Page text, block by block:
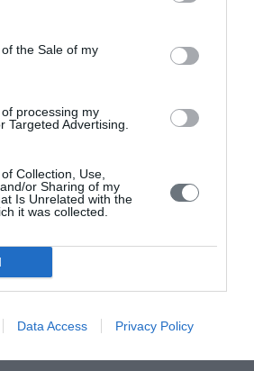
the Sale of my
processing my
Targeted Advertising.
Collection, Use,
or Sharing of my
Is Unrelated with the
it was collected.
Data Access Privacy Policy